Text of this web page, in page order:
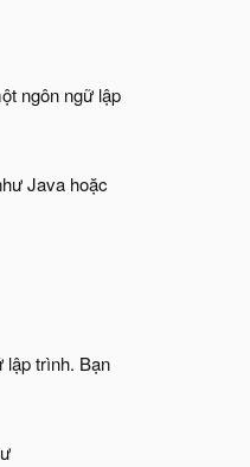
ngôn ngữ lập
Java hoặc
lập trình. Bạn